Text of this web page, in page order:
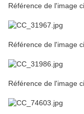
Référence de l'image
Référence de l'image
Référence de l'image